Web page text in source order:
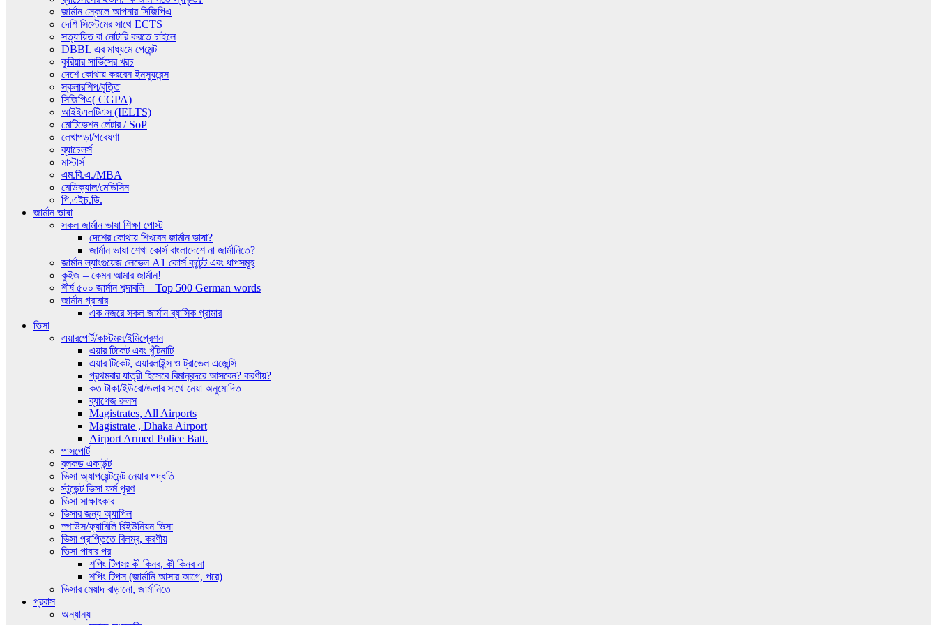
জার্মান স্কেলে আপনার সিজিপিএ
দেশি সিস্টেমের সাথে ECTS
সত্যায়িত বা নোটারি করতে চাইলে
DBBL এর মাধ্যমে পেমেন্ট
কুরিয়ার সার্ভিসের খরচ
দেশে কোথায় করবেন ইনস্যুরেন্স
স্কলারশিপ/বৃত্তি
সিজিপিএ( CGPA)
আইইএলটিএস (IELTS)
মোটিভেশন লেটার / SoP
লেখাপড়া/গবেষণা
ব্যাচেলর্স
মাস্টার্স
এম.বি.এ./MBA
মেডিক্যাল/মেডিসিন
পি.এইচ.ডি.
জার্মান ভাষা
সকল জার্মান ভাষা শিক্ষা পোস্ট
দেশের কোথায় শিখবেন জার্মান ভাষা?
জার্মান ভাষা শেখা কোর্স বাংলাদেশে না জার্মানিতে?
জার্মান ল্যাংগুয়েজ লেভেল A1 কোর্স কন্টেন্ট এবং ধাপসমূহ
কুইজ – কেমন আমার জার্মান!
শীর্ষ ৫০০ জার্মান শব্দাবলি – Top 500 German words
জার্মান গ্রামার
এক নজরে সকল জার্মান ব্যাসিক গ্রামার
ভিসা
এয়ারপোর্ট/কাস্টমস/ইমিগ্রেশন
এয়ার টিকেট এবং খুঁটিনাটি
এয়ার টিকেট, এয়ারলাইন্স ও ট্রাভেল এজেন্সি
প্রথমবার যাত্রী হিসেবে বিমানবন্দরে আসবেন? করণীয়?
কত টাকা/ইউরো/ডলার সাথে নেয়া অনুমোদিত
ব্যাগেজ রুলস
Magistrates, All Airports
Magistrate , Dhaka Airport
Airport Armed Police Batt.
পাসপোর্ট
ব্লকড একাউন্ট
ভিসা অ্যাপয়েন্টমেন্ট নেয়ার পদ্ধতি
স্টুডেন্ট ভিসা ফর্ম পূরণ
ভিসা সাক্ষাৎকার
ভিসার জন্য অ্যাপিল
স্পাউস/ফ্যামিলি রিইউনিয়ন ভিসা
ভিসা প্রাপ্তিতে বিলম্ব, করণীয়
ভিসা পাবার পর
শপিং টিপসঃ কী কিনব, কী কিনব না
শপিং টিপস (জার্মানি আসার আগে, পরে)
ভিসার মেয়াদ বাড়ানো, জার্মানিতে
প্রবাস
অন্যান্য